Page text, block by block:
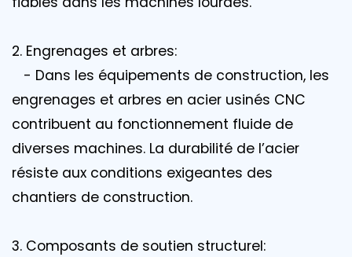
2. Engrenages et arbres:
- Dans les équipements de construction, les
engrenages et arbres en acier usinés CNC
contribuent au fonctionnement fluide de
diverses machines. La durabilité de l’acier
résiste aux conditions exigeantes des
chantiers de construction.
3. Composants de soutien structurel: